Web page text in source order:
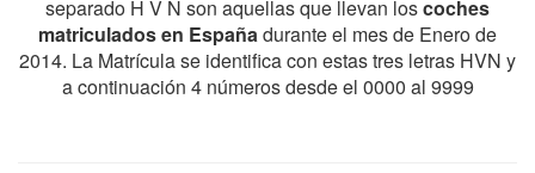
separado H V N son aquellas que llevan loscoches
matriculados en Españadurante el mes de Enero de
2014. La Matrícula se identifica con estas tres letras HVN y
a continuación 4 números desde el 0000 al 9999